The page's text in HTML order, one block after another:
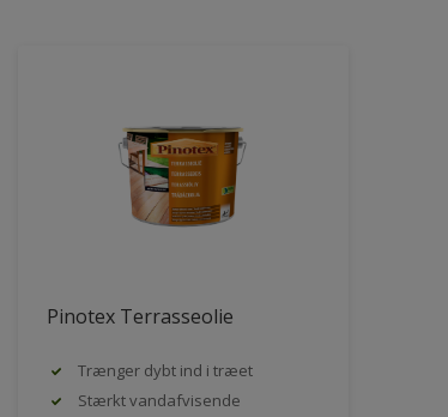
Pinotex Terrasseolie
Trænger dybt ind i træet
Stærkt vandafvisende